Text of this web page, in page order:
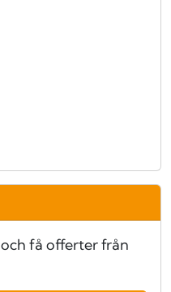
få offerter från